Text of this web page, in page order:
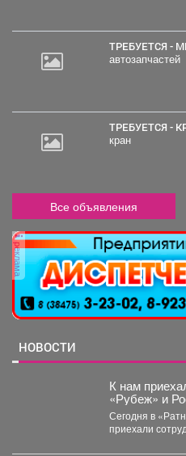
ТРЕБУЕТСЯ
автозапчастей
ТРЕБУЕТСЯ -
кран
Все объявления
реклама
НОВОСТИ
К нам
«Рубеж» и
Сегодня в
приехали